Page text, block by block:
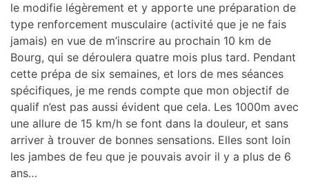
le modifie légèrement et y apporte une préparation de
type renforcement musculaire (activité que je ne fais
jamais) en vue de m’inscrire au prochain 10 km de
Bourg, qui se déroulera quatre mois plus tard. Pendant
cette prépa de six semaines, et lors de mes séances
spécifiques, je me rends compte que mon objectif de
qualif n’est pas aussi évident que cela. Les 1000m avec
une allure de 15 km/h se font dans la douleur, et sans
arriver à trouver de bonnes sensations. Elles sont loin
les jambes de feu que je pouvais avoir il y a plus de 6
ans…